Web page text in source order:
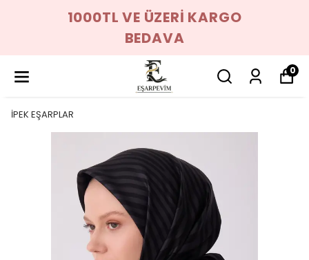
1000TL VE ÜZERİ KARGO
BEDAVA
0
İPEK EŞARPLAR